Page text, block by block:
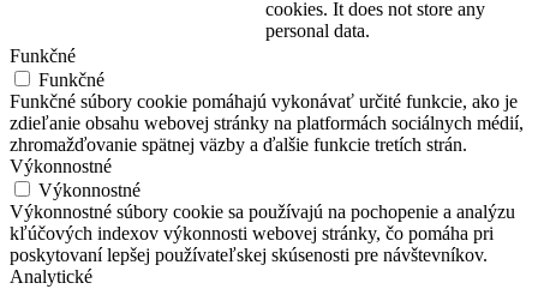
cookies. It does not store any
personal data.
Funkčné
Funkčné
Funkčné súbory cookie pomáhajú vykonávať určité funkcie, ako je
zdieľanie obsahu webovej stránky na platformách sociálnych médií,
zhromažďovanie spätnej väzby a ďalšie funkcie tretích strán.
Výkonnostné
Výkonnostné
Výkonnostné súbory cookie sa používajú na pochopenie a analýzu
kľúčových indexov výkonnosti webovej stránky, čo pomáha pri
poskytovaní lepšej používateľskej skúsenosti pre návštevníkov.
Analytické